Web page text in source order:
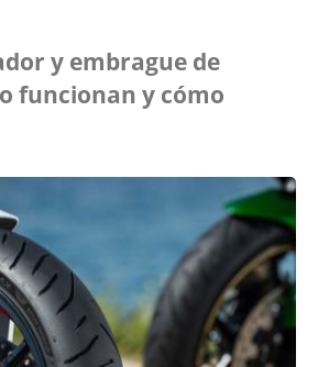
y embrague de
funcionan y cómo